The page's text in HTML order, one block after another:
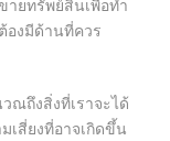
ายทรัพย์สินเพื่อทำ
องมีด้านที่ควร
ณถึงสิ่งที่เราจะได้
เสี่ยงที่อาจเกิดขึ้น